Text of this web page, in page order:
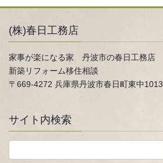
(株)春日工務店
家事が楽になる家 丹波市の春日工務店
新築リフォーム移住相談
〒669-4272 兵庫県丹波市春日町東中1013
サイト内検索